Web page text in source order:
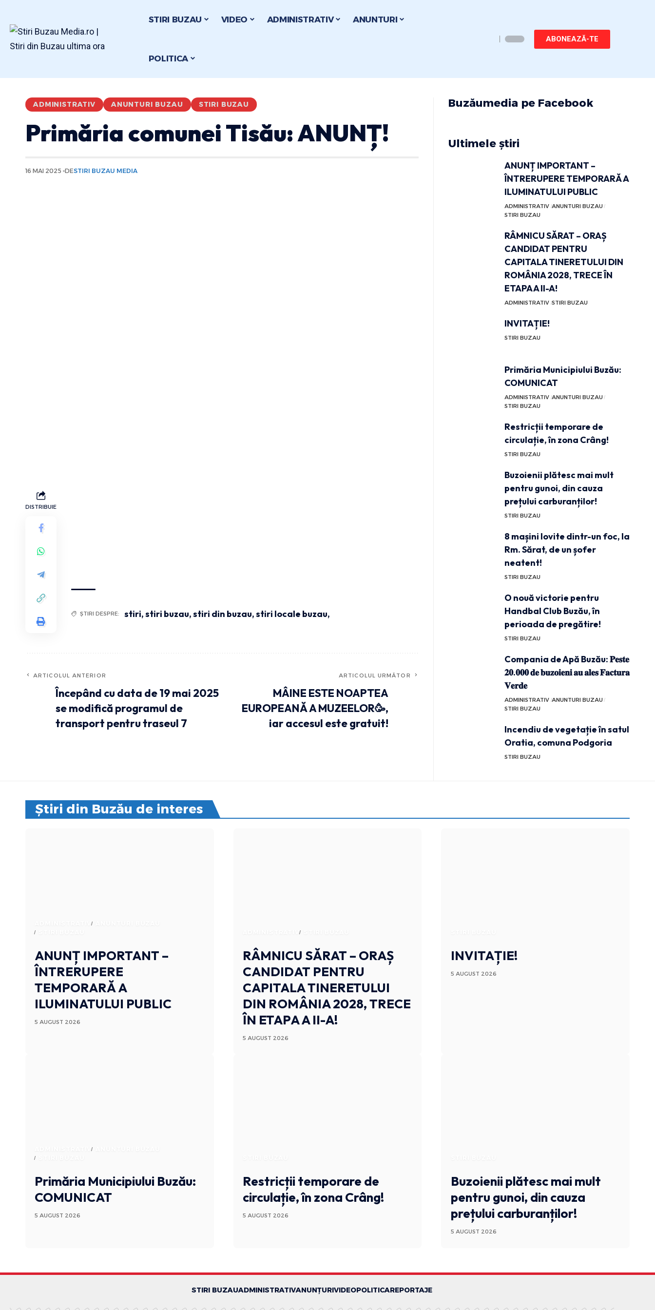
STIRI BUZAU VIDEO ADMINISTRATIV ANUNTURI
POLITICA
ABONEAZĂ-TE
ADMINISTRATIV ANUNTURI BUZAU STIRI BUZAU
Primăria comunei Tisău: ANUNȚ!
16 MAI 2025 DESTIRI BUZAU MEDIA
DISTRIBUIE
ȘTIRI DESPRE: stiri,stiri buzau,stiri din buzau,stiri locale buzau,
ARTICOLUL ANTERIOR
Începând cu data de 19 mai 2025
se modifică programul de
transport pentru traseul 7
ARTICOLUL URMĂTOR
MÂINE ESTE NOAPTEA
EUROPEANĂ A MUZEELOR🥳,
iar accesul este gratuit!
Buzăumedia pe Facebook
Ultimele știri
ANUNȚ IMPORTANT –
ÎNTRERUPERE TEMPORARĂ A
ILUMINATULUI PUBLIC
ADMINISTRATIV ANUNTURI BUZAU
STIRI BUZAU
RÂMNICU SĂRAT – ORAȘ
CANDIDAT PENTRU
CAPITALA TINERETULUI DIN
ROMÂNIA 2028, TRECE ÎN
ETAPA A II-A!
ADMINISTRATIV STIRI BUZAU
INVITAȚIE!
STIRI BUZAU
Primăria Municipiului Buzău:
COMUNICAT
ADMINISTRATIV ANUNTURI BUZAU
STIRI BUZAU
Restricții temporare de
circulație, în zona Crâng!
STIRI BUZAU
Buzoienii plătesc mai mult
pentru gunoi, din cauza
prețului carburanților!
STIRI BUZAU
8 mașini lovite dintr-un foc, la
Rm. Sărat, de un șofer
neatent!
STIRI BUZAU
O nouă victorie pentru
Handbal Club Buzău, în
perioada de pregătire!
STIRI BUZAU
Compania de Apă Buzău: 𝐏𝐞𝐬𝐭𝐞
𝟐𝟎.𝟎𝟎𝟎 𝐝𝐞 𝐛𝐮𝐳𝐨𝐢𝐞𝐧𝐢 𝐚𝐮 𝐚𝐥𝐞𝐬 𝐅𝐚𝐜𝐭𝐮𝐫𝐚
𝐕𝐞𝐫𝐝𝐞
ADMINISTRATIV ANUNTURI BUZAU
STIRI BUZAU
Incendiu de vegetație în satul
Oratia, comuna Podgoria
STIRI BUZAU
Știri din Buzău de interes
ADMINISTRATIV
ANUNȚ IMPORTANT –
ÎNTRERUPERE
TEMPORARĂ A
ILUMINATULUI PUBLIC
5 AUGUST 2026
ADMINISTRATIV
RÂMNICU SĂRAT – ORAȘ
CANDIDAT PENTRU
CAPITALA TINERETULUI
DIN ROMÂNIA 2028, TRECE
ÎN ETAPA A II-A!
5 AUGUST 2026
INVITAȚIE!
5 AUGUST 2026
ADMINISTRATIV
Primăria Municipiului Buzău:
COMUNICAT
5 AUGUST 2026
Restricții temporare de
circulație, în zona Crâng!
5 AUGUST 2026
Buzoienii plătesc mai mult
pentru gunoi, din cauza
prețului carburanților!
5 AUGUST 2026
STIRI BUZAUADMINISTRATIVANUNȚURIVIDEOPOLITICAREPORTAJE